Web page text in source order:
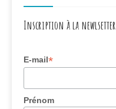
Inscription à la newlsetter
E-mail*
Prénom